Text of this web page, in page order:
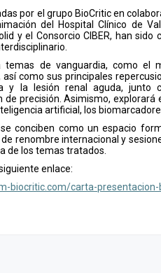
por el grupo BioCritic en
del Hospital Clínico de
y el Consorcio CIBER, han
temas de vanguardia, como el
como sus principales
y la lesión renal aguda, junto
de precisión. Asimismo, explorará
artificial, los
conciben como un espacio
renombre internacional y
de los temas tratados.
enlace:
biocritic.com/carta-presentacion-